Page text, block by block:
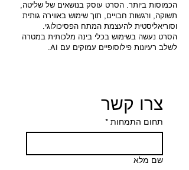
הכמוסות ביותר. הסרט עוסק בנושאים של שליטה,
תשוקה, ורגשות חבויים, תוך שימוש באווירה גותית
וסוריאליסטית להעצמת המתח הפסיכולוגי.
הסרט נעשה בשימוש בכלי בינה מלכותית במטרה
לשלב רעיונות פילוסופיים עמוקים עם AI.
צרו קשר
תחום התמחות *
שם מלא